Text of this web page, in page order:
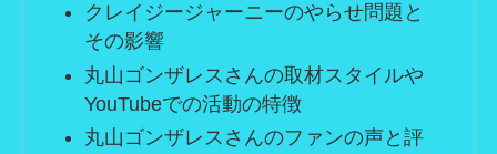
クレイジージャーニーのやらせ問題と
その影響
丸山ゴンザレスさんの取材スタイルや
YouTubeでの活動の特徴
丸山ゴンザレスさんのファンの声と評